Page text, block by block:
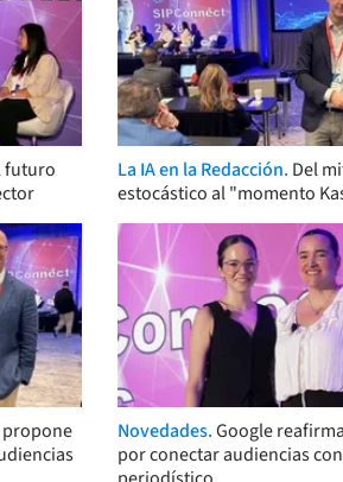
futuro
La IA en la Redacción. Del
estocástico al "momento
propone
Novedades.Google
por conectar audiencias